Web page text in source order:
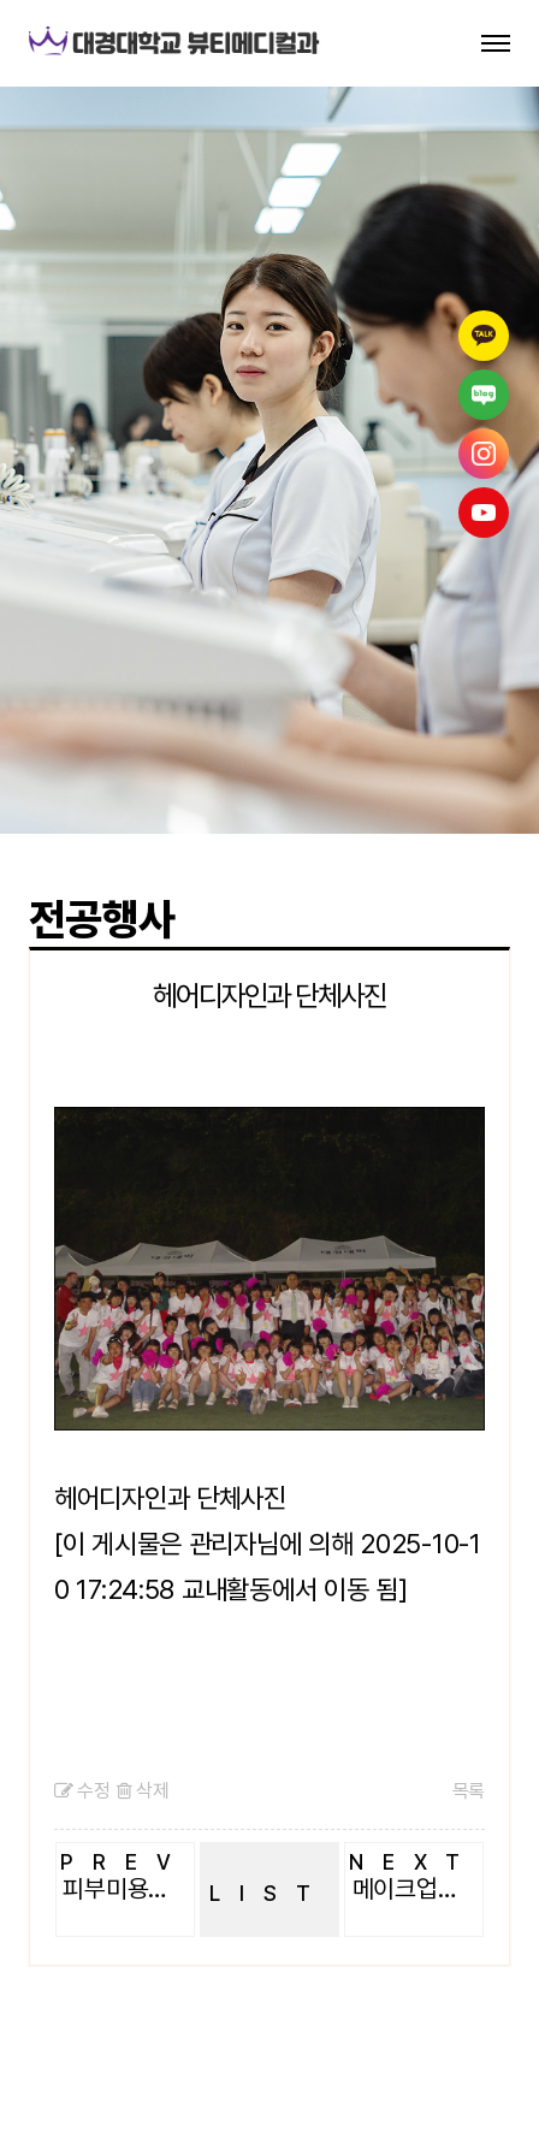
전공행사
헤어디자인과 단체사진
헤어디자인과 단체사진
[이 게시물은 관리자님에 의해 2025-10-1
0 17:24:58 교내활동에서 이동 됨]
수정 삭제 목록
PREV
피부미용과 단체사진 LIST
NEXT
메이크업과 단체사진